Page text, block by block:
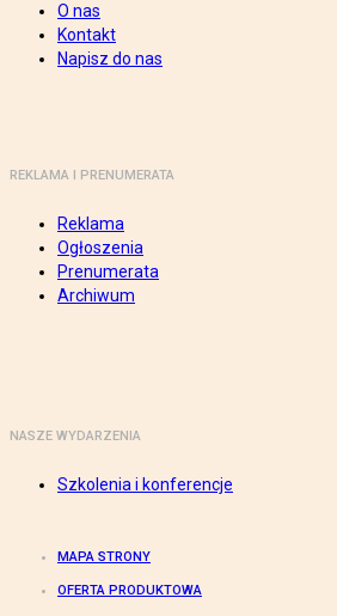
O nas
Kontakt
Napisz do nas
REKLAMA I PRENUMERATA
Reklama
Ogłoszenia
Prenumerata
Archiwum
NASZE WYDARZENIA
Szkolenia i konferencje
MAPA STRONY
OFERTA PRODUKTOWA